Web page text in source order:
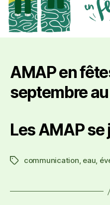
AMAP en
septembre
Les AMAP se
communication, eau,